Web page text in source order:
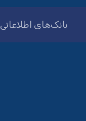
بانک‌های اطلاعاتی